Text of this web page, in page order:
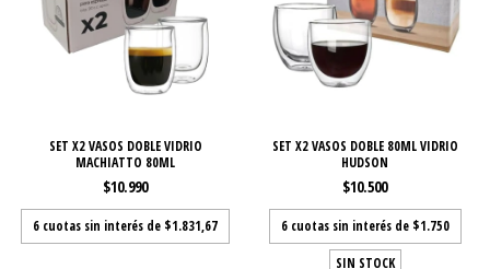
SET X2 VASOS DOBLE VIDRIO
MACHIATTO 80ML
$10.990
6 cuotas sin interés de $1.831,67
SET X2 VASOS DOBLE 80ML VIDRIO
HUDSON
$10.500
6 cuotas sin interés de $1.750
SIN STOCK